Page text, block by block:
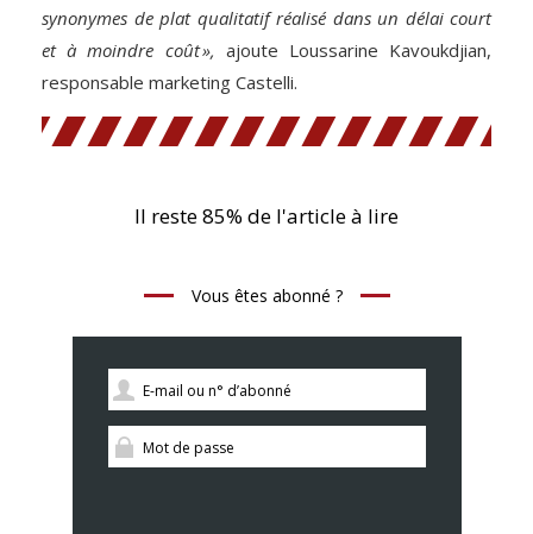
synonymes de plat qualitatif réalisé dans un délai court
et à moindre coût », ajoute Loussarine Kavoukdjian,
responsable marketing Castelli.
Il reste 85% de l'article à lire
Vous êtes abonné ?